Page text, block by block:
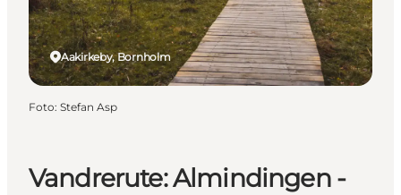
Vandrerute: Almindingen -
Aakirkeby, Bornholm
Foto: Stefan Asp